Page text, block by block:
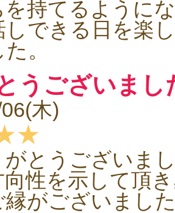
を持てるように
しできる日を楽
。
うございまし
木)
がとうございま
性を示して頂
縁がございまし